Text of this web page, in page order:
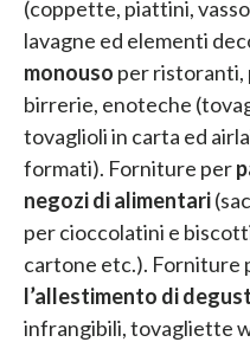
(coppette, piattini,
lavagne ed elementi
monouso per ristoranti,
birrerie, enoteche
tovaglioli in carta ed
formati). Forniture per
negozi di alimentari
per cioccolatini e
cartone etc.). Forniture
l’allestimento di
infrangibili, tovagliette